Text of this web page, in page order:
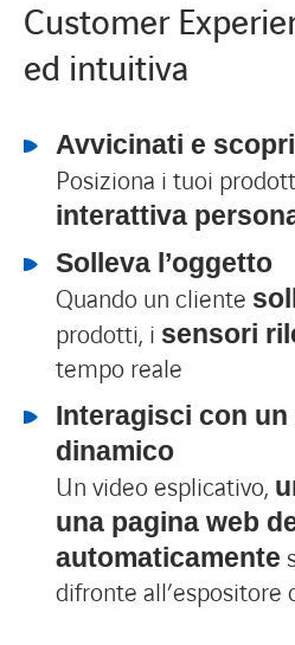
Customer
ed intuitiva
Avvicinati e scopri
Posiziona i tuoi
interattiva
Solleva l’oggetto
Quando un cliente
prodotti, i sensori
tempo reale
Interagisci con
dinamico
Un video esplicativo,
una pagina web
automaticamente
difronte all’espositore